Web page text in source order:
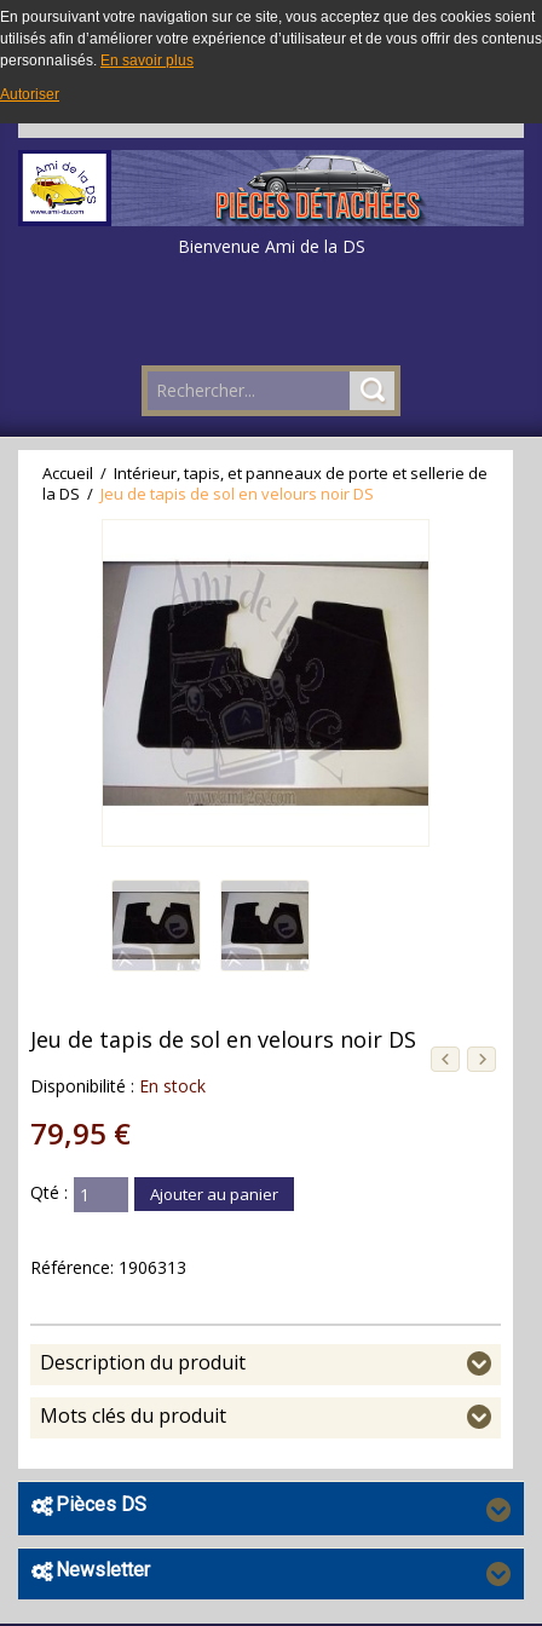
En poursuivant votre navigation sur ce site, vous acceptez que des cookies soient
utilisés afin d’améliorer votre expérience d’utilisateur et de vous offrir des contenus
personnalisés. En savoir plus
Autoriser
Bienvenue Ami de la DS
Accueil / Intérieur, tapis, et panneaux de porte et sellerie de
la DS / Jeu de tapis de sol en velours noir DS
Jeu de tapis de sol en velours noir DS
Disponibilité : En stock
79,95 €
Qté : Ajouter au panier
Référence: 1906313
Description du produit
Mots clés du produit
Pièces DS
Newsletter